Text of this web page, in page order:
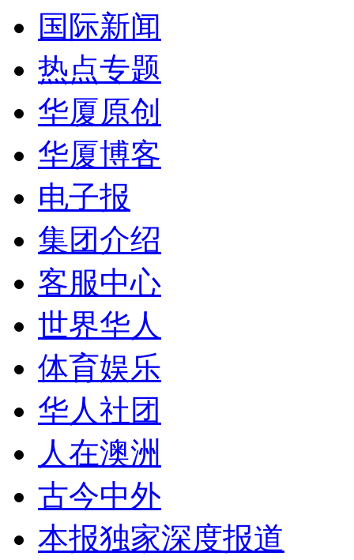
国际新闻
热点专题
华厦原创
华厦博客
电子报
集团介绍
客服中心
世界华人
体育娱乐
华人社团
人在澳洲
古今中外
本报独家深度报道